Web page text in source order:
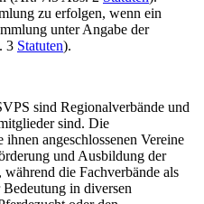
zu erfolgen, wenn ein
unter Angabe der
3 Statuten).
sind Regionalverbände und
sind. Die
angeschlossenen Vereine
und Ausbildung der
die Fachverbände als
in diversen